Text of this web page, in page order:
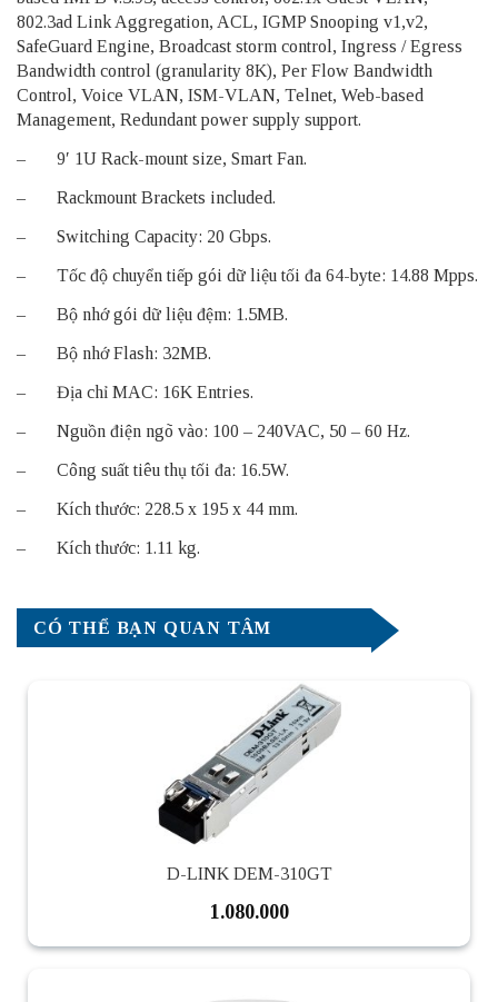
802.3ad Link Aggregation, ACL, IGMP Snooping v1,v2,
SafeGuard Engine, Broadcast storm control, Ingress / Egress
Bandwidth control (granularity 8K), Per Flow Bandwidth
Control, Voice VLAN, ISM-VLAN, Telnet, Web-based
Management, Redundant power supply support.
– 9′ 1U Rack-mount size, Smart Fan.
– Rackmount Brackets included.
– Switching Capacity: 20 Gbps.
– Tốc độ chuyển tiếp gói dữ liệu tối đa 64-byte: 14.88 Mpps.
– Bộ nhớ gói dữ liệu đệm: 1.5MB.
– Bộ nhớ Flash: 32MB.
– Địa chỉ MAC: 16K Entries.
– Nguồn điện ngõ vào: 100 – 240VAC, 50 – 60 Hz.
– Công suất tiêu thụ tối đa: 16.5W.
– Kích thước: 228.5 x 195 x 44 mm.
– Kích thước: 1.11 kg.
CÓ THỂ BẠN QUAN TÂM
D-LINK DEM-310GT
1.080.000